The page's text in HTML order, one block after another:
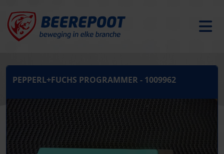
PEPPERL+FUCHS PROGRAMMER - 1009962